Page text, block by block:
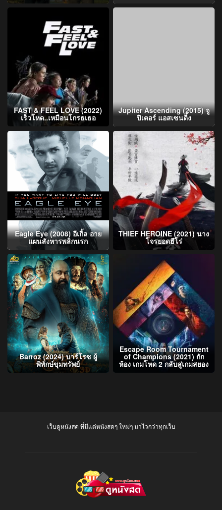
FAST & FEEL LOVE (2022)
เร็วโหด..เหมือนโกรธเธอ
Jupiter Ascending (2015) จู
ปิเตอร์ แอสเซนดิ้ง
Eagle Eye (2008) อีเกิ้ล อาย
แผนสังหารพลิกนรก
THIEF HEROINE (2021) นาง
โจรยอดฮีโร่
Barroz (2024) บาร์โรซ ผู้
พิทักษ์ขุมทรัพย์
Escape Room Tournament
of Champions (2021) กัก
ห้อง เกมโหด 2 กลับสู่เกมสยอง
เว็บดูหนังสด ที่มีแต่หนังสดๆ ใหม่ๆ มาไวกว่าทุกเว็บ